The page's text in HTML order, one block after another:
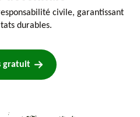
civile, garantissant
durables.
gratuit